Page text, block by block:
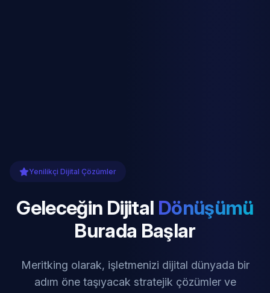
Yenilikçi Dijital Çözümler
Geleceğin Dijital Dönüşümü
Burada Başlar
Meritking olarak, işletmenizi dijital dünyada bir
adım öne taşıyacak stratejik çözümler ve